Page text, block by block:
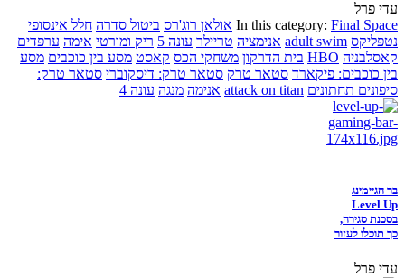
עדי פרל
In this category: Final Space אולאן רוג'רס ביטול סדרה חלל אינסופי
נטפליקס adult swim אנימציה טריילר עונה 5 ריק ומורטי אימה ערפדים
קאסלבניה HBO בית הדרקון משחקי הכס קאסט מסע בין כוכבים מסע
בין כוכבים: פיקארד סטאר טרק סטאר טרק: דיסקוברי סטאר טרק:
סיפונים תחתונים attack on titan אנימה מנגה עונה 4
בר הגיימינג
Level Up
בסכנת סגירה,
כך תוכלו לעזור
עדי פרל